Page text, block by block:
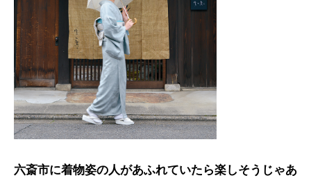
六斎市に着物姿の人があふれていたら楽しそうじゃあ